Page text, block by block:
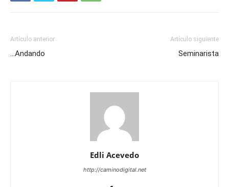
Artículo anterior
…Andando
Artículo siguiente
Seminarista
Edli Acevedo
http://caminodigital.net